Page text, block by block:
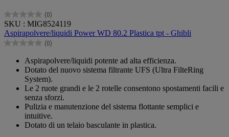
(0)
0.0
su
5
stelle.
SKU : MIG8524119
Aspirapolvere/liquidi Power WD 80.2 Plastica tpt - Ghibli
(0)
0.0
Aspirapolvere/liquidi potente ad alta efficienza.
Dotato del nuovo sistema filtrante UFS (Ultra FilteRing
System).
Le 2 ruote grandi e le 2 rotelle consentono spostamenti facili e
senza sforzi.
Pulizia e manutenzione del sistema flottante semplici e
intuitive.
Dotato di un telaio basculante in plastica.